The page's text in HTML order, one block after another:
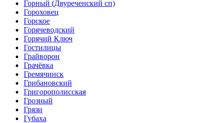
Горный (Двуреченский сп)
Гороховец
Горское
Горячеводский
Горячий Ключ
Гостилицы
Грайворон
Грачёвка
Гремячинск
Грибановский
Григорополисская
Грозный
Грязи
Губаха